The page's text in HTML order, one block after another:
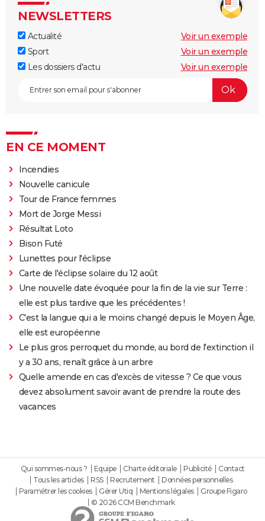
NEWSLETTERS
Actualité
Voir un exemple
Sport
Voir un exemple
Les dossiers d'actu
Voir un exemple
EN CE MOMENT
Incendies
Nouvelle canicule
Tour de France femmes
Mort de Jorge Messi
Résultat Loto
Bison Futé
Lunettes pour l'éclipse
Carte de l'éclipse solaire du 12 août
Une nouvelle date évoquée pour la fin de la vie sur Terre :
elle est plus tardive que les précédentes !
C'est la langue qui a le moins changé depuis le Moyen Âge,
elle est européenne
Le plus gros perroquet du monde, au bord de l'extinction il
y a 30 ans, renaît grâce à un arbre
Quelle amende en cas d'excès de vitesse ? Ce que vous
devez absolument savoir avant de prendre la route des
vacances
Qui sommes-nous ? Equipe Charte éditoriale Publicité
Contact
Tous les articles
RSS Recrutement
Données personnelles
Paramétrer les cookies
Gérer Utiq Mentions légales
Groupe Figaro
© 2026 CCM Benchmark